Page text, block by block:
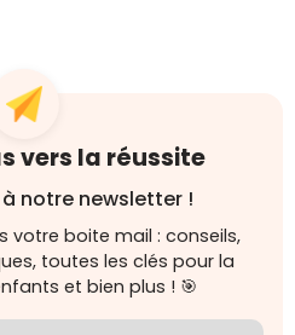
vers la réussite
notre newsletter !
votre boite mail : conseils,
toutes les clés pour la
et bien plus ! 🎯